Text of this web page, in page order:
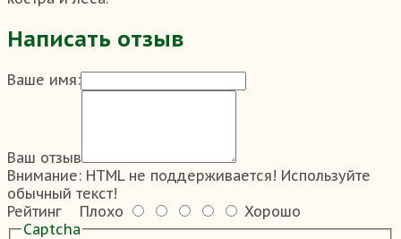
Написать отзыв
Ваше имя:
Ваш отзыв
Внимание: HTML не поддерживается! Используйте
обычный текст!
Рейтинг Плохо
Хорошо
Captcha